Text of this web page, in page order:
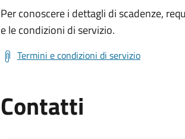
Per conoscere i dettagli di scadenze,
e le condizioni di servizio.
Termini e condizioni di servizio
Contatti